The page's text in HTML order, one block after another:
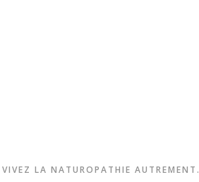
LA NATUROPATHIE AUTREMENT.